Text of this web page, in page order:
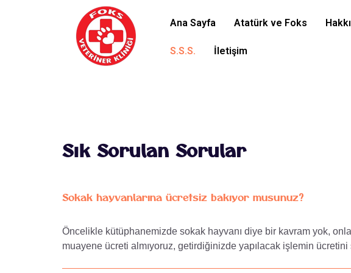
Ana Sayfa Atatürk ve Foks
S.S.S. İletişim
Sık Sorulan Sorular
Sokak hayvanlarına ücretsiz bakıyor musunuz?
Öncelikle kütüphanemizde sokak hayvanı diye bir kavram yok,
muayene ücreti almıyoruz, getirdiğinizde yapılacak işlemin